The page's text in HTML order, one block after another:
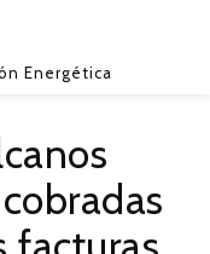
Energética